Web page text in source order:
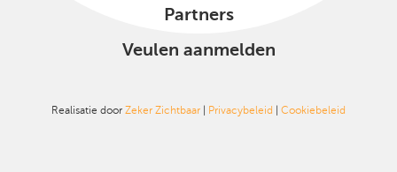
Partners
Veulen aanmelden
Realisatie door Zeker Zichtbaar Privacybeleid Cookiebeleid